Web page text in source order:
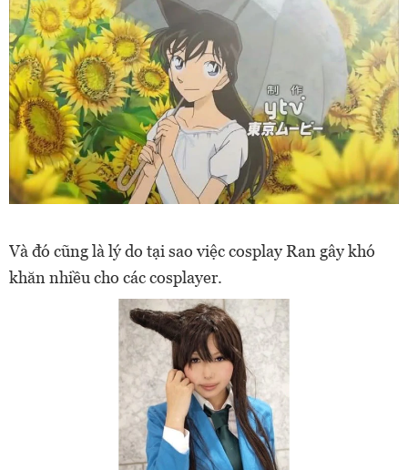
Và đó cũng là lý do tại sao việc cosplay Ran gây khó
khăn nhiều cho các cosplayer.